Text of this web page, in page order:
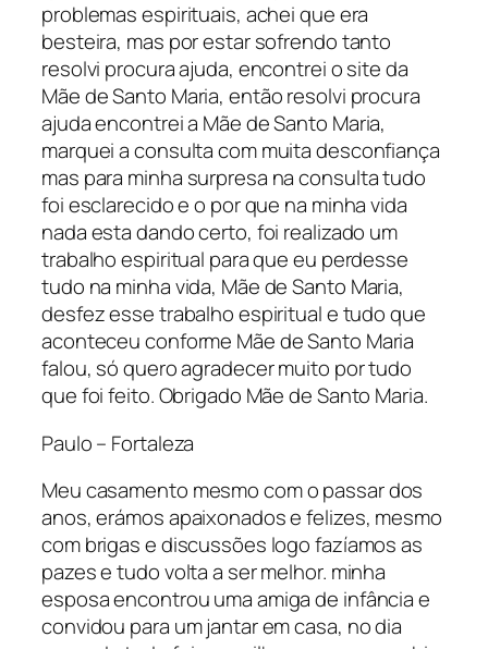
problemas espirituais, achei que era
besteira, mas por estar sofrendo tanto
resolvi procura ajuda, encontrei o site da
Mãe de Santo Maria, então resolvi procura
ajuda encontrei a Mãe de Santo Maria,
marquei a consulta com muita desconfiança
mas para minha surpresa na consulta tudo
foi esclarecido e o por que na minha vida
nada esta dando certo, foi realizado um
trabalho espiritual para que eu perdesse
tudo na minha vida, Mãe de Santo Maria,
desfez esse trabalho espiritual e tudo que
aconteceu conforme Mãe de Santo Maria
falou, só quero agradecer muito por tudo
que foi feito. Obrigado Mãe de Santo Maria.
Paulo – Fortaleza
Meu casamento mesmo com o passar dos
anos, erámos apaixonados e felizes, mesmo
com brigas e discussões logo fazíamos as
pazes e tudo volta a ser melhor. minha
esposa encontrou uma amiga de infância e
convidou para um jantar em casa, no dia